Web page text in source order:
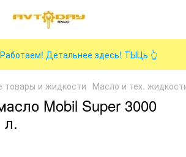
Детальнее здесь! ТЫЦь 👆
товары и жидкости Масло и тех.
Mobil Super 3000
л.